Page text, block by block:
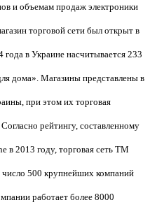
и объемам продаж электроники
торговой сети был открыт в
в Украине насчитывается 233
дома». Магазины представлены в
при этом их торговая
рейтингу, составленному
в 2013 году, торговая сеть ТМ
500 крупнейших компаний
работает более 8000